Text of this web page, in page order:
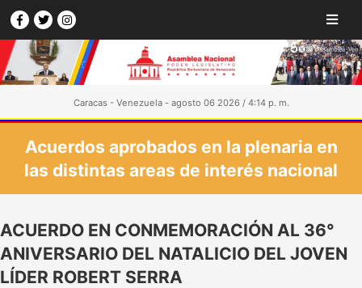
Caracas - Venezuela - agosto 06 2026 / 4:14 p. m.
Acuerdos aprobados en la plenaria en
las distintas areas de interés nacional
ACUERDO EN CONMEMORACIÓN AL 36°
ANIVERSARIO DEL NATALICIO DEL JOVEN
LÍDER ROBERT SERRA